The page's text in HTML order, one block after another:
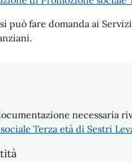
fare domanda ai
necessaria
Terza età di Sestri